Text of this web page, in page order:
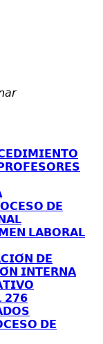
𝗗𝗘
𝗟𝗔𝗕𝗢𝗥𝗔𝗟
𝗗𝗘
𝗜𝗡𝗧𝗘𝗥𝗡𝗔
𝟮𝟳𝟲
𝗗𝗘